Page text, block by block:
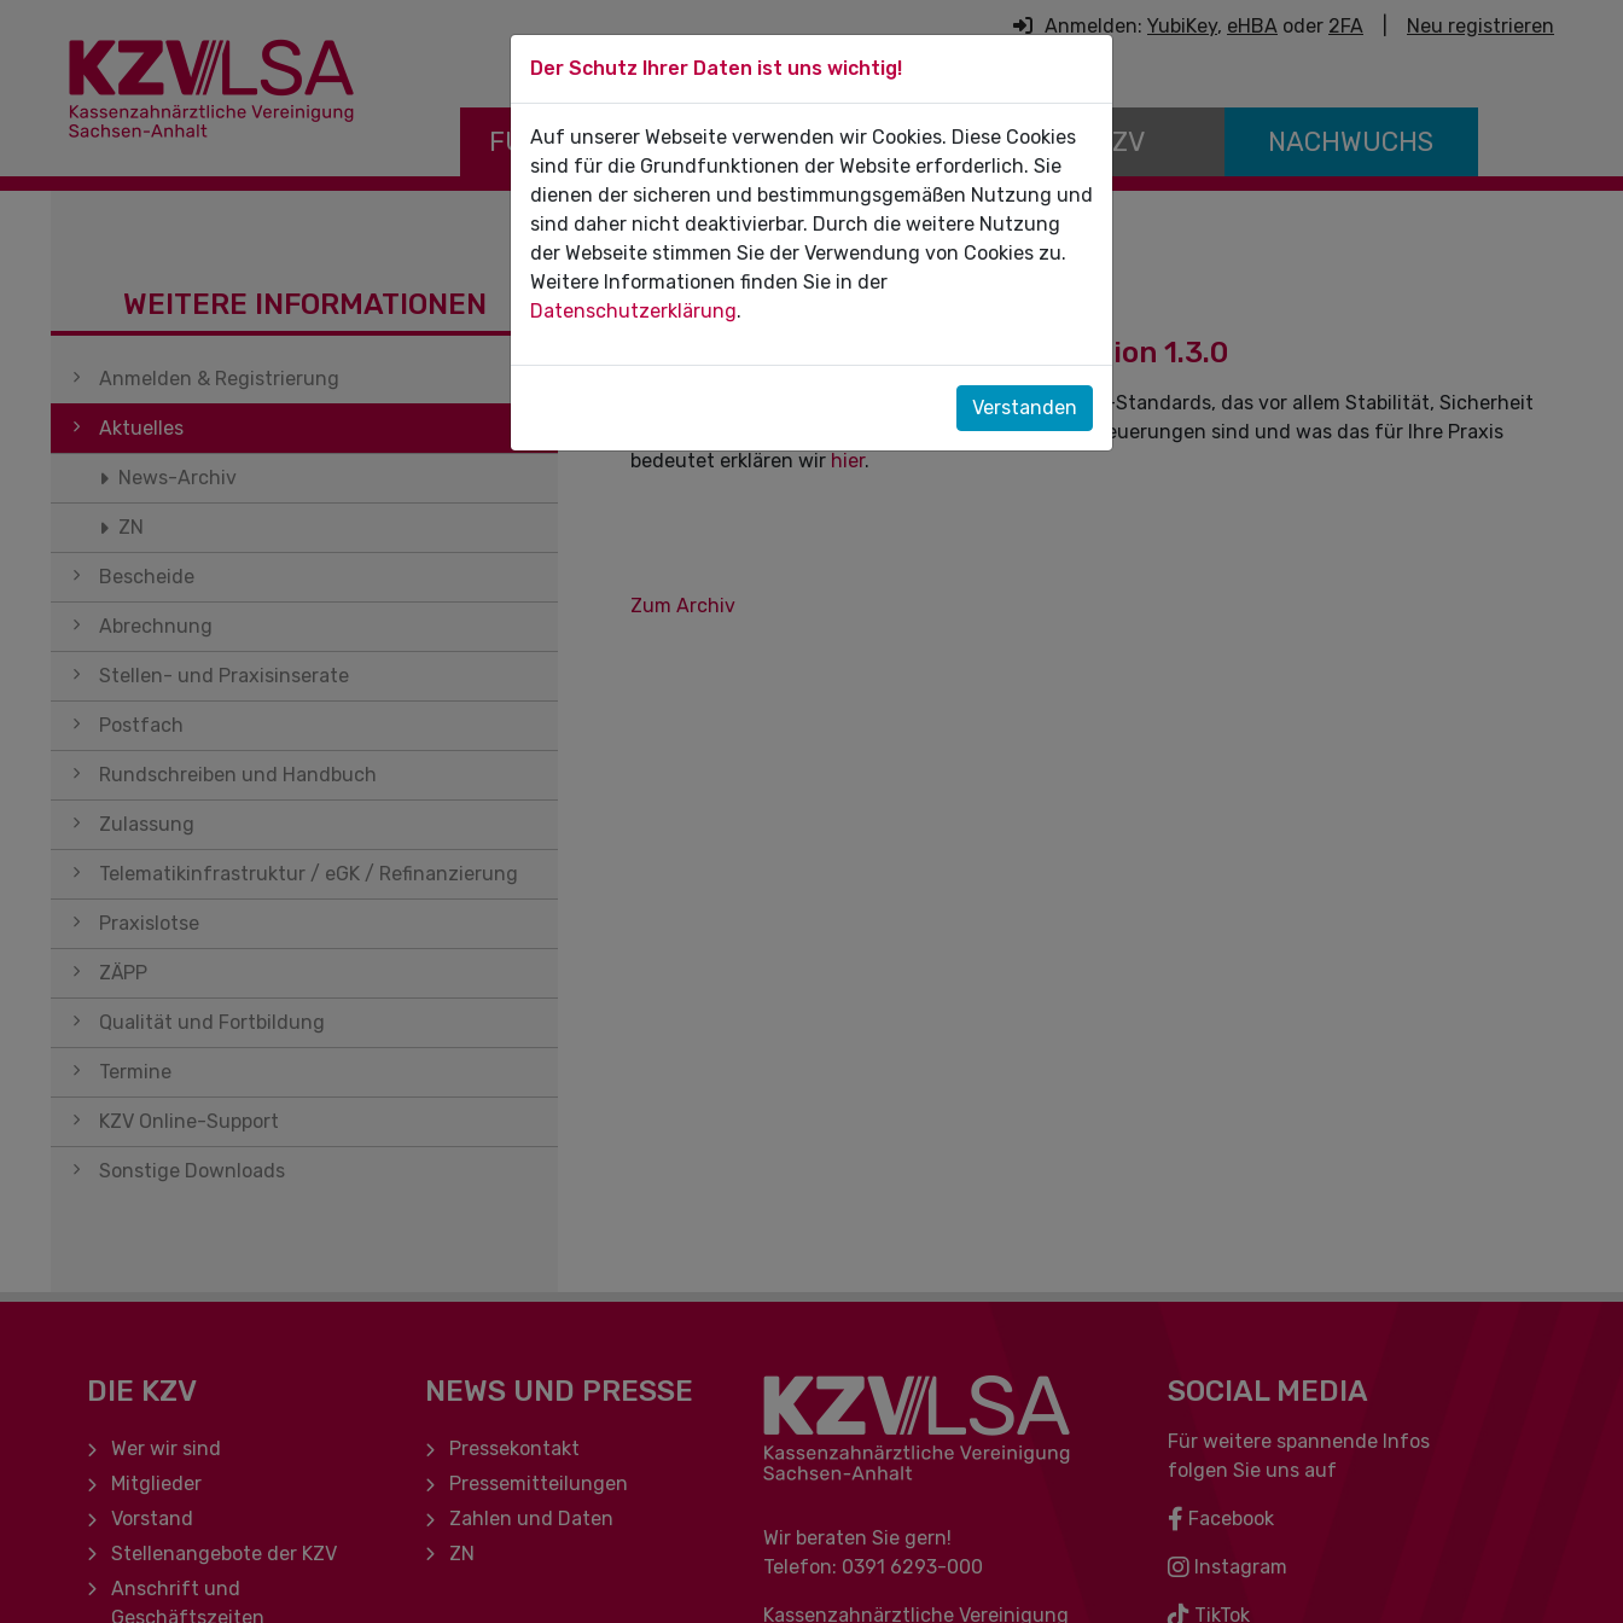
Anmelden: YubiKey, eHBA oder 2FA Neu registrieren
FÜR DIE PRAXIS FÜR PATIENTEN DIE KZV NACHWUCHS
19.09.2025
Informationen zum E-Rezept Version 1.3.0
major Updatedes E-Rezept-Standards, das vor allem Stabilität, Sicherheit
und neue Funktionalitäten bringt. Die wichtigsten Neuerungen sind und was das für Ihre Praxis
bedeutet erklären wir hier.
Zum Archiv
WEITERE INFORMATIONEN
Navigation überspringen
Anmelden & Registrierung
Aktuelles
News-Archiv
ZN
Bescheide
Abrechnung
Stellen- und Praxisinserate
Postfach
Rundschreiben und Handbuch
Zulassung
Telematikinfrastruktur / eGK / Refinanzierung
Praxislotse
ZÄPP
Qualität und Fortbildung
Termine
KZV Online-Support
Sonstige Downloads
DIE KZV
Navigation überspringen
Wer wir sind
Mitglieder
Vorstand
Stellenangebote der KZV
Anschrift und
Geschäftszeiten
NEWS UND PRESSE
Navigation überspringen
Pressekontakt
Pressemitteilungen
Zahlen und Daten
ZN
Wir beraten Sie gern!
Telefon: 0391 ‍6293-000
Kassenzahnärztliche Vereinigung
SOCIAL MEDIA
Für weitere spannende Infos
folgen Sie uns auf
Facebook
Instagram
TikTok
Der Schutz Ihrer Daten ist uns wichtig!
Auf unserer Webseite verwenden wir Cookies. Diese Cookies
sind für die Grundfunktionen der Website erforderlich. Sie
dienen der sicheren und bestimmungsgemäßen Nutzung und
sind daher nicht deaktivierbar. Durch die weitere Nutzung
der Webseite stimmen Sie der Verwendung von Cookies zu.
Weitere Informationen finden Sie in der
Datenschutzerklärung.
Verstanden